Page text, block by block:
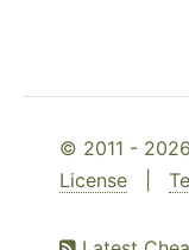
© 2011 -
License